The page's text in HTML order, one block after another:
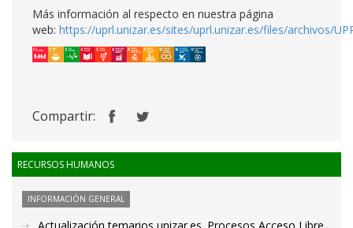
Más información al respecto en nuestra página
web: https://uprl.unizar.es/sites/uprl.unizar.es/files/archivos/
Compartir:
RECURSOS HUMANOS
INFORMACIÓN GENERAL